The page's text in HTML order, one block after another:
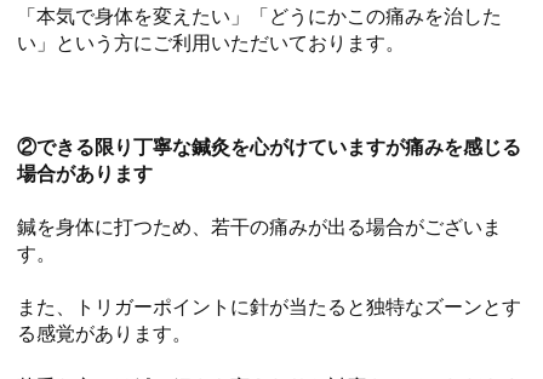
「本気で身体を変えたい」「どうにかこの痛みを治した
い」という方にご利用いただいております。
②できる限り丁寧な鍼灸を心がけていますが痛みを感じる
場合があります
鍼を身体に打つため、若干の痛みが出る場合がございま
す。
また、トリガーポイントに針が当たると独特なズーンとす
る感覚があります。